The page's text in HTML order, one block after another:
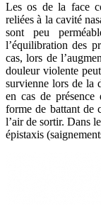
Les os de la face
reliées à la cavité
sont peu
l’équilibration des
cas, lors de
douleur violente
survienne lors de la
en cas de présence
forme de battant de
l’air de sortir. Dans
épistaxis